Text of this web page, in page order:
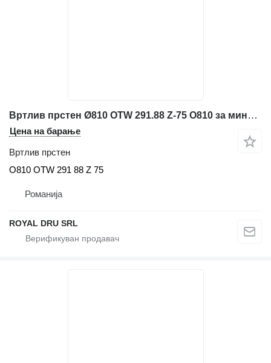
Вртлив прстен Ø810 OTW 291.88 Z-75 O810 за мини багер Caterpillar 307C
Цена на барање
Вртлив прстен
O810 OTW 291 88 Z 75
Романија
ROYAL DRU SRL